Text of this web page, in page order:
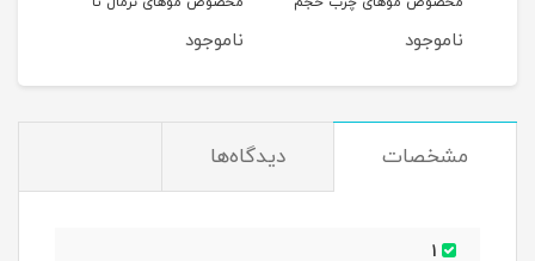
250ML
ناموجود
خشک حجم 250ML
ناموجود
مشخصات دیدگاه‌ها